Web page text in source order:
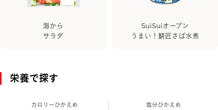
海から
サラダ
SuiSuiオープン
うまい！鯖匠さば水煮
栄養で探す
カロリーひかえめ 塩分ひかえめ